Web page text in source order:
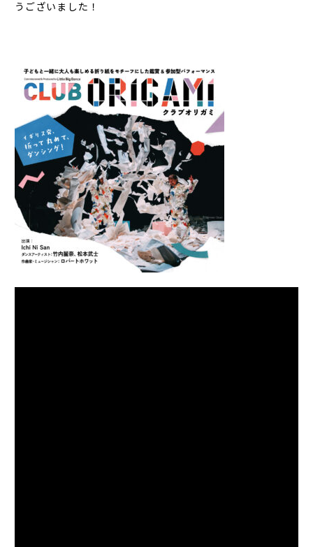
うございました！